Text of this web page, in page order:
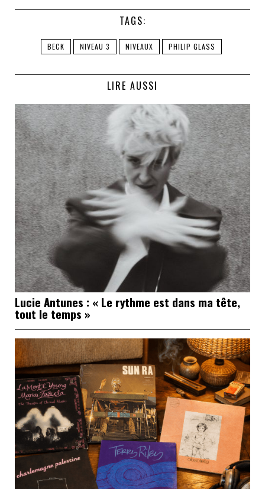
TAGS:
BECK NIVEAU 3 NIVEAUX PHILIP GLASS
LIRE AUSSI
Lucie Antunes : « Le rythme est dans ma tête,
tout le temps »